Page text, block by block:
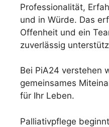
Professionalität,
und in Würde. Das
Offenheit und ein
zuverlässig
Bei PiA24 verstehen
gemeinsames
für Ihr Leben.
Palliativpflege